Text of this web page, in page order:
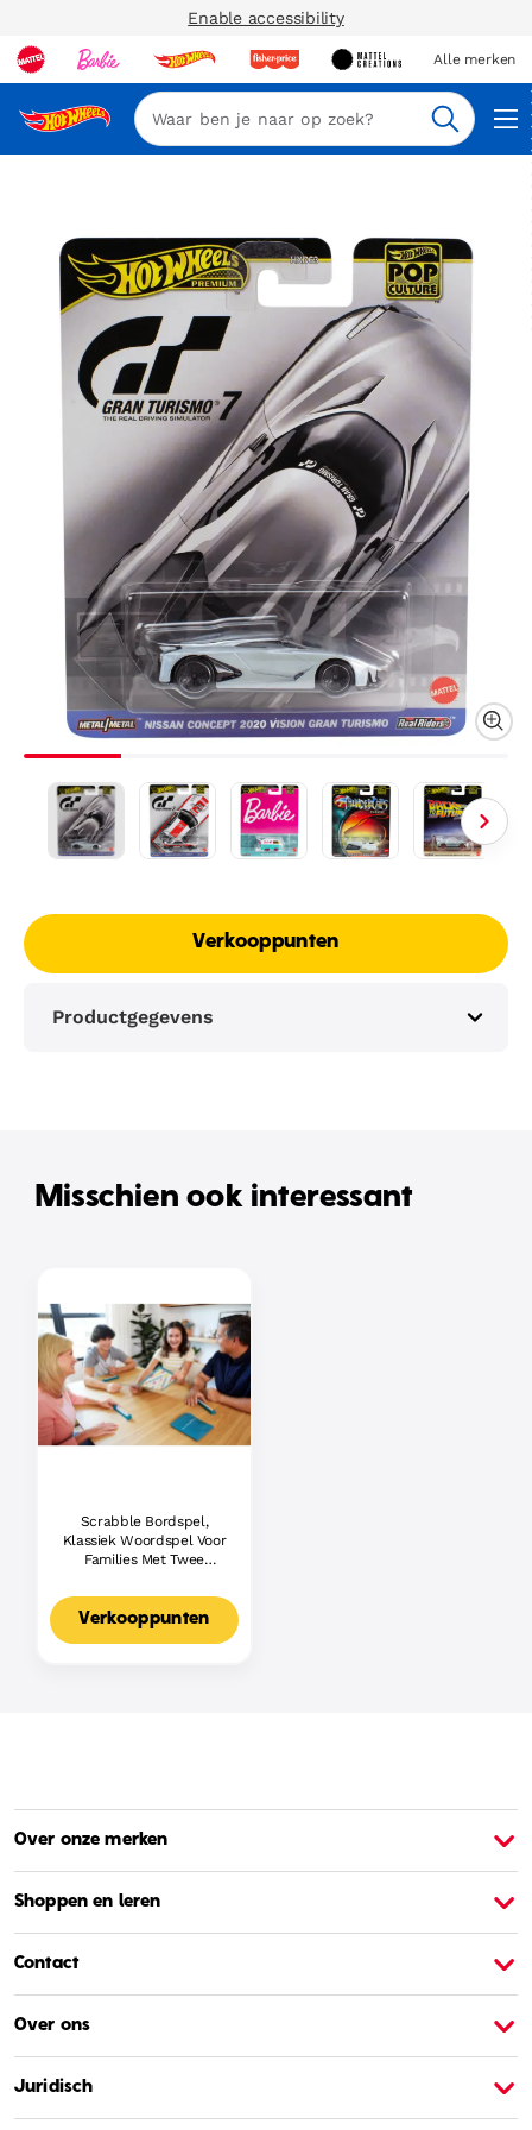
Enable accessibility
Alle merken
Zoeken
Verkooppunten
Productgegevens
Misschien ook interessant
Scrabble Bordspel,
Klassiek Woordspel Voor
Families Met Twee
Voor 2-4 Spelers,
Nederlandse Editie
Verkooppunten
Over onze merken
Shoppen en leren
Contact
Over ons
Juridisch